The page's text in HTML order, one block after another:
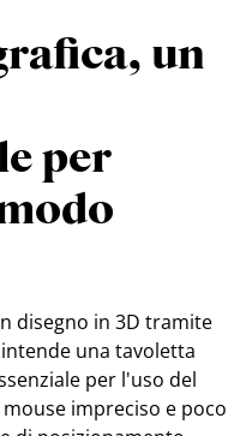
un
per
disegno in 3D tramite
una tavoletta
per l'uso del
impreciso e poco